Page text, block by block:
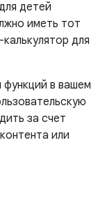
детей
иметь тот
для
функций в вашем
за счет
или